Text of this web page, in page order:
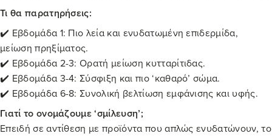
Τι θα παρατηρήσεις:
✔️ Εβδομάδα 1: Πιο λεία και ενυδατωμένη επιδερμίδα,
μείωση πρηξίματος.
✔️ Εβδομάδα 2-3: Ορατή μείωση κυτταρίτιδας.
✔️ Εβδομάδα 3-4: Σύσφιξη και πιο ‘καθαρό’ σώμα.
✔️ Εβδομάδα 6-8: Συνολική βελτίωση εμφάνισης και υφής.
Γιατί το ονομάζουμε ‘σμίλευση’;
Επειδή σε αντίθεση με προϊόντα που απλώς ενυδατώνουν, το